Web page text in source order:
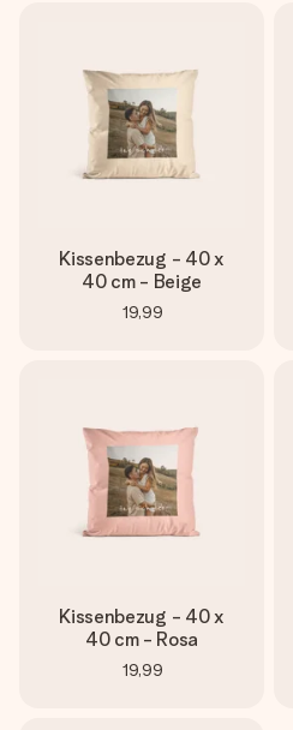
Kissenbezug - 40 x
40 cm - Beige
19,99
Kissenbezug - 40 x
40 cm - Rosa
19,99